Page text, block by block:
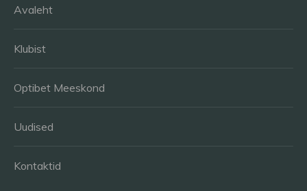
Avaleht
Klubist
Optibet Meeskond
Uudised
Kontaktid